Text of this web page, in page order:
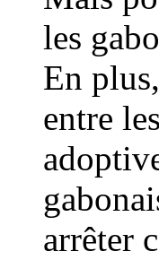
les
En
entre
arrêter